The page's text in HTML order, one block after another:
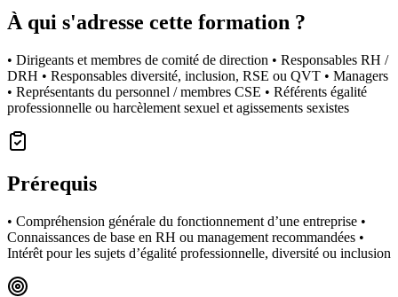
À qui s'adresse cette formation ?
• Dirigeants et membres de comité de direction • Responsables RH /
DRH • Responsables diversité, inclusion, RSE ou QVT • Managers
• Représentants du personnel / membres CSE • Référents égalité
professionnelle ou harcèlement sexuel et agissements sexistes
Prérequis
• Compréhension générale du fonctionnement d’une entreprise •
Connaissances de base en RH ou management recommandées •
Intérêt pour les sujets d’égalité professionnelle, diversité ou inclusion